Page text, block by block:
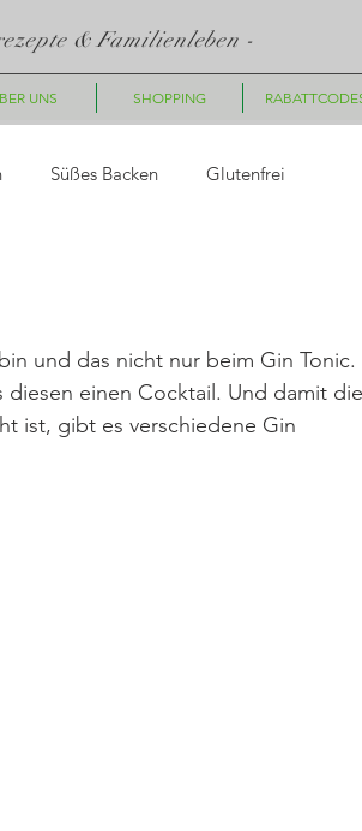
& Familienleben -
UNS SHOPPING
Süßes Backen Glutenfrei
Winter/Weihnachten
und das nicht nur beim Gin Tonic.
diesen einen Cocktail. Und damit die
ist, gibt es verschiedene Gin